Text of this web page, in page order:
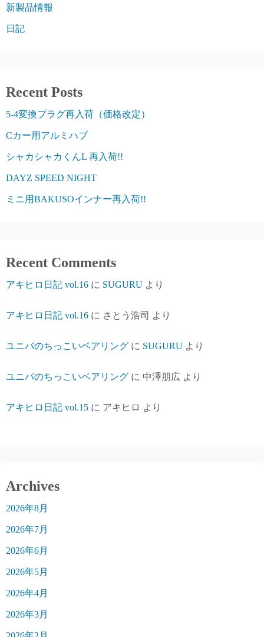
新製品情報
日記
Recent Posts
5-4変換プラグ再入荷（価格改定）
Cカー用アルミハブ
シャカシャカくんL 再入荷!!
DAYZ SPEED NIGHT
ミニ用BAKUSOインナー再入荷!!
Recent Comments
アキヒロ日記 vol.16 に SUGURU より
アキヒロ日記 vol.16 に さとう浩司 より
ユニバのちっこいベアリング に SUGURU より
ユニバのちっこいベアリング に 中澤朋広 より
アキヒロ日記 vol.15 に アキヒロ より
Archives
2026年8月
2026年7月
2026年6月
2026年5月
2026年4月
2026年3月